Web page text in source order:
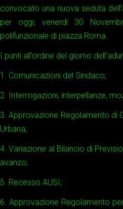
convocato una nuova seduta
per oggi, venerdì 30
polifunzionale di piazza Roma.
I punti all’ordine del giorno
1. Comunicazioni del Sindaco;
2. Interrogazioni, interpellanze,
3. Approvazione Regolamento di
Urbana;
4. Variazione al Bilancio di
avanzo;
5. Recesso AUSI;
6. Approvazione Regolamento